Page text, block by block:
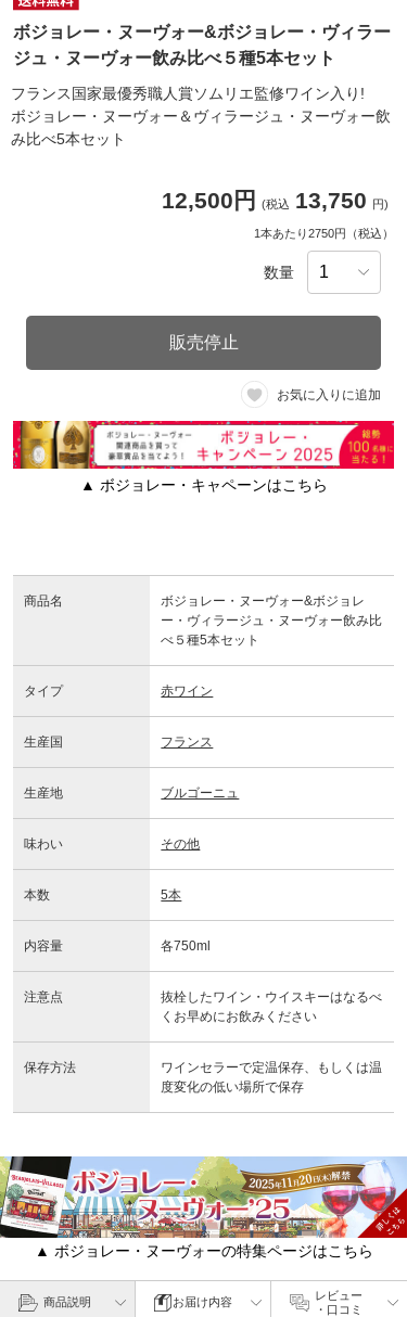
ボジョレー・ヌーヴォー&ボジョレー・ヴィラー
ジュ・ヌーヴォー飲み比べ５種5本セット
フランス国家最優秀職人賞ソムリエ監修ワイン入り!
ボジョレー・ヌーヴォー＆ヴィラージュ・ヌーヴォー飲
み比べ5本セット
12,500円 (税込 13,750 円)
1本あたり2750円（税込）
数量
販売停止
お気に入りに追加
▲ ボジョレー・キャペーンはこちら
商品名
ボジョレー・ヌーヴォー&ボジョレ
ー・ヴィラージュ・ヌーヴォー飲み比
べ５種5本セット
タイプ 赤ワイン
生産国 フランス
生産地 ブルゴーニュ
味わい その他
本数 5本
内容量 各750ml
注意点
抜栓したワイン・ウイスキーはなるべ
くお早めにお飲みください
保存方法
ワインセラーで定温保存、もしくは温
度変化の低い場所で保存
▲ ボジョレー・ヌーヴォーの特集ページはこちら
商品説明 お届け内容
レビュー
・口コミ